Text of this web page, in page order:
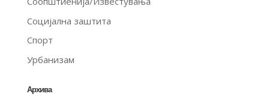
Социјална заштита
Спорт
Урбанизам
Архива